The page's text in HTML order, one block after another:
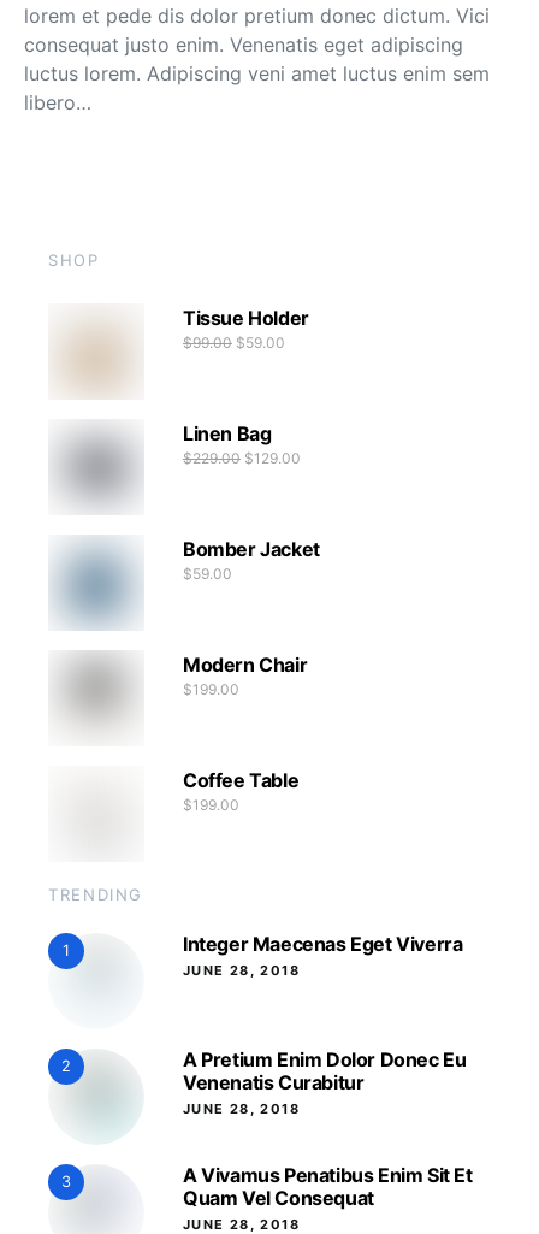
lorem et pede dis dolor pretium donec dictum. Vici
consequat justo enim. Venenatis eget adipiscing
luctus lorem. Adipiscing veni amet luctus enim sem
libero…
SHOP
Tissue Holder
$99.00 $59.00
Linen Bag
$229.00 $129.00
Bomber Jacket
$59.00
Modern Chair
$199.00
Coffee Table
$199.00
TRENDING
1 Integer Maecenas Eget Viverra
JUNE 28, 2018
2
A Pretium Enim Dolor Donec Eu
Venenatis Curabitur
JUNE 28, 2018
3
A Vivamus Penatibus Enim Sit Et
Quam Vel Consequat
JUNE 28, 2018